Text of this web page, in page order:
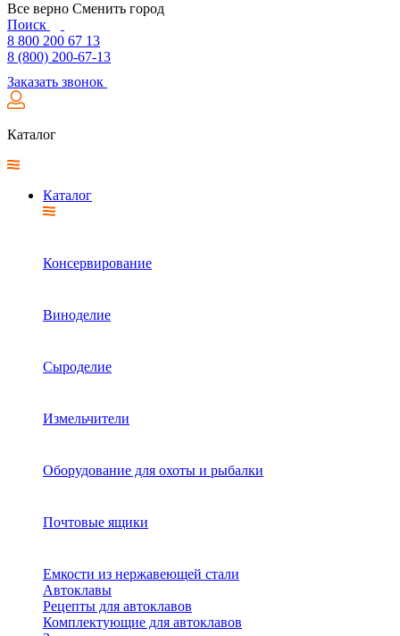
Все верно Сменить город
Поиск
8 800 200 67 13
8 (800) 200-67-13
Заказать звонок
Каталог
Каталог
Консервирование
Виноделие
Сыроделие
Измельчители
Оборудование для охоты и рыбалки
Почтовые ящики
Емкости из нержавеющей стали
Автоклавы
Рецепты для автоклавов
Комплектующие для автоклавов